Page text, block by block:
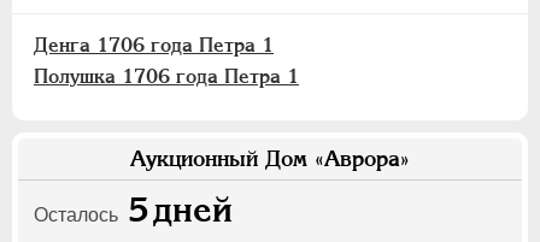
Денга 1706 года Петра 1
Полушка 1706 года Петра 1
Аукционный Дом «Аврора»
Осталось 5дней